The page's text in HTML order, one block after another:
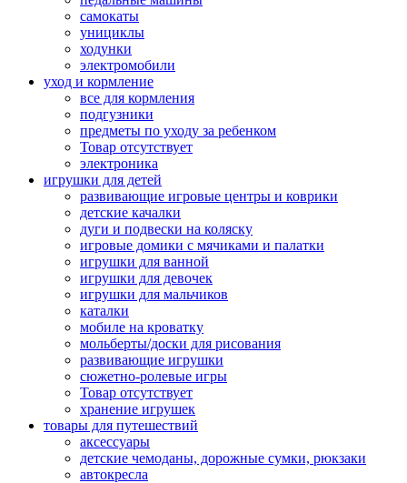
самокаты
унициклы
ходунки
электромобили
уход и кормление
все для кормления
подгузники
предметы по уходу за ребенком
Товар отсутствует
электроника
игрушки для детей
развивающие игровые центры и коврики
детские качалки
дуги и подвески на коляску
игровые домики с мячиками и палатки
игрушки для ванной
игрушки для девочек
игрушки для мальчиков
каталки
мобиле на кроватку
мольберты/доски для рисования
развивающие игрушки
сюжетно-ролевые игры
Товар отсутствует
хранение игрушек
товары для путешествий
аксессуары
детские чемоданы, дорожные сумки, рюкзаки
автокресла